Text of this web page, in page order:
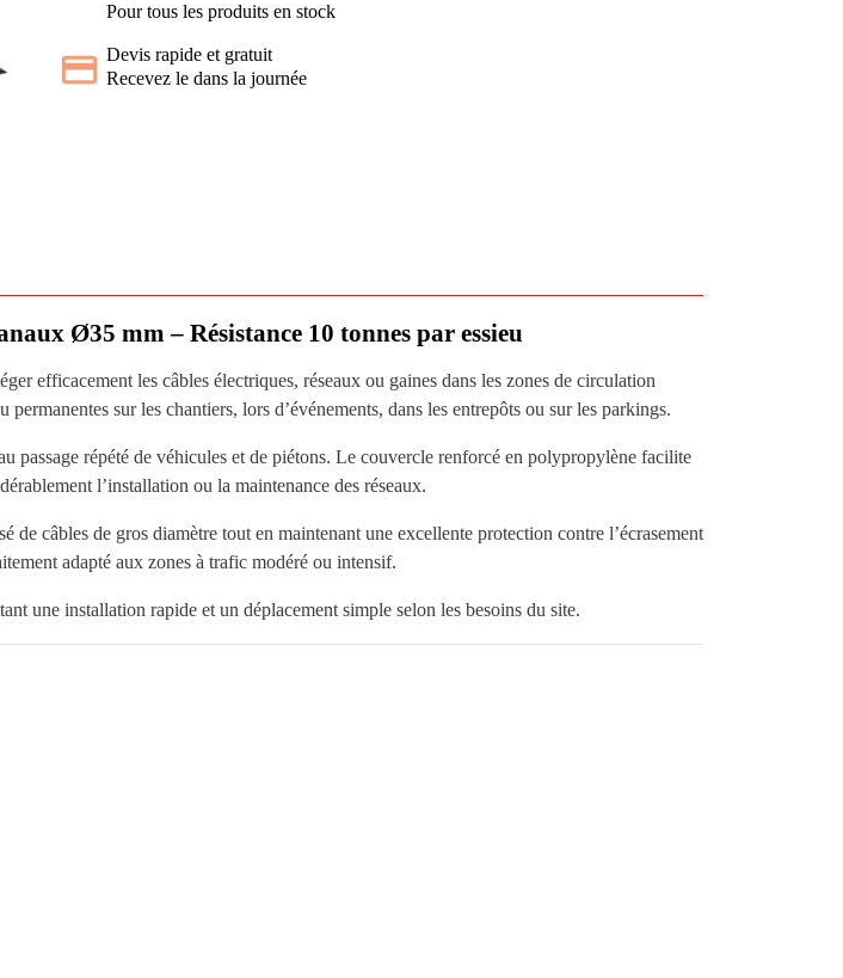
Pour tous les produits en stock
Devis rapide et gratuit
Recevez le dans la journée
Ø35 mm – Résistance 10 tonnes par essieu
efficacement les câbles électriques, réseaux ou gaines dans les zones de circulation
sur les chantiers, lors d’événements, dans les entrepôts ou sur les parkings.
passage répété de véhicules et de piétons. Le couvercle renforcé en polypropylène facilite
l’installation ou la maintenance des réseaux.
de câbles de gros diamètre tout en maintenant une excellente protection contre l’écrasement
adapté aux zones à trafic modéré ou intensif.
une installation rapide et un déplacement simple selon les besoins du site.